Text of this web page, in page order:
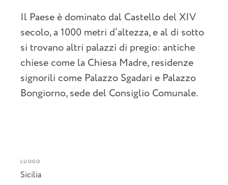
Il Paese è dominato dal Castello del XIV
secolo, a 1000 metri d’altezza, e al di sotto
si trovano altri palazzi di pregio: antiche
chiese come la Chiesa Madre, residenze
signorili come Palazzo Sgadari e Palazzo
Bongiorno, sede del Consiglio Comunale.
LUOGO
Sicilia